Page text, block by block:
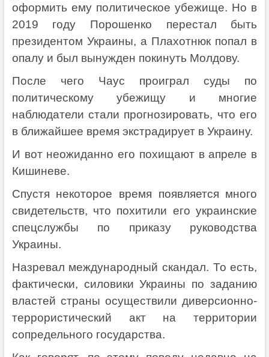
оформить ему политическое убежище. Но в
2019 году Порошенко перестал быть
президентом Украины, а Плахотнюк попал в
опалу и был вынужден покинуть Молдову.
После чего Чаус проиграл суды по
политическому убежищу и многие
наблюдатели стали прогнозировать, что его
в ближайшее время экстрадирует в Украину.
И вот неожиданно его похищают в апреле в
Кишиневе.
Спустя некоторое время появляется много
свидетельств, что похитили его украинские
спецслужбы по приказу руководства
Украины.
Назревал международный скандал. То есть,
фактически, силовики Украины по заданию
властей страны осуществили диверсионно-
террористический акт на территории
сопредельного государства.